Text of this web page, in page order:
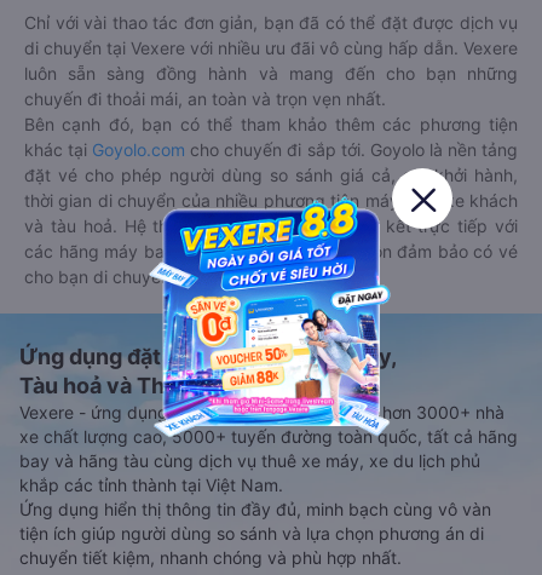
Chỉ với vài thao tác đơn giản, bạn đã có thể đặt được dịch vụ
di chuyển tại Vexere với nhiều ưu đãi vô cùng hấp dẫn. Vexere
luôn sẵn sàng đồng hành và mang đến cho bạn những
chuyến đi thoải mái, an toàn và trọn vẹn nhất.
Bên cạnh đó, bạn có thể tham khảo thêm các phương tiện
khác tại Goyolo.com cho chuyến đi sắp tới. Goyolo là nền tảng
đặt vé cho phép người dùng so sánh giá cả, giờ khởi hành,
thời gian di chuyển của nhiều phương tiện máy bay, xe khách
và tàu hoả. Hệ thống của Goyolo được liên kết trực tiếp với
các hãng máy bay, xe khách và tàu hoả, luôn đảm bảo có vé
cho bạn di chuyển.
Ứng dụng đặt vé Xe khách, Máy bay,
Tàu hoả và Thuê xe
Vexere - ứng dụng đặt vé đa phương tiện với hơn 3000+ nhà
xe chất lượng cao, 5000+ tuyến đường toàn quốc, tất cả hãng
bay và hãng tàu cùng dịch vụ thuê xe máy, xe du lịch phủ
khắp các tỉnh thành tại Việt Nam.
Ứng dụng hiển thị thông tin đầy đủ, minh bạch cùng vô vàn
tiện ích giúp người dùng so sánh và lựa chọn phương án di
chuyển tiết kiệm, nhanh chóng và phù hợp nhất.